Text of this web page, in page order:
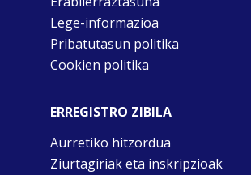
Lege-informazioa
Pribatutasun politika
Cookien politika
ERREGISTRO ZIBILA
Aurretiko hitzordua
Ziurtagiriak eta inskripzioak